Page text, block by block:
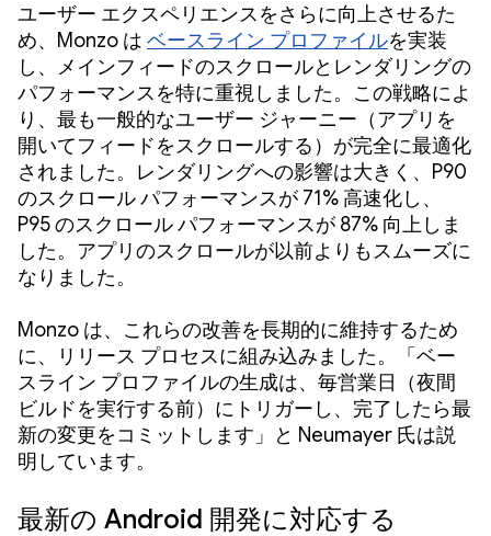
ユーザー エクスペリエンスをさらに向上させるた
め、Monzo は ベースライン プロファイルを実装
し、メインフィードのスクロールとレンダリングの
パフォーマンスを特に重視しました。この戦略によ
り、最も一般的なユーザー ジャーニー（アプリを
開いてフィードをスクロールする）が完全に最適化
されました。レンダリングへの影響は大きく、P90
のスクロール パフォーマンスが 71% 高速化し、
P95 のスクロール パフォーマンスが 87% 向上しま
した。アプリのスクロールが以前よりもスムーズに
なりました。
Monzo は、これらの改善を長期的に維持するため
に、リリース プロセスに組み込みました。「ベー
スライン プロファイルの生成は、毎営業日（夜間
ビルドを実行する前）にトリガーし、完了したら最
新の変更をコミットします」と Neumayer 氏は説
明しています。
最新の Android 開発に対応する